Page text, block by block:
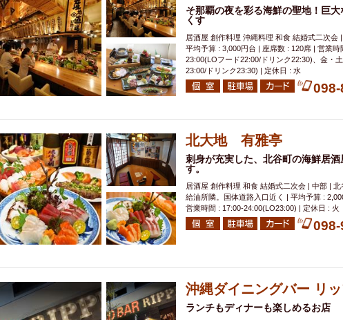
そ那覇の夜を彩る海鮮の聖地！巨
くす
居酒屋 創作料理 沖縄料理 和食 結婚式二次会
平均予算 : 3,000円台 | 座席数 : 120席 | 営業
23:00(LOフード22:00/ドリンク22:30)、金・
23:00/ドリンク23:30) | 定休日 : 水
北大地 有雅亭
刺身が充実した、北谷町の海鮮居
す。
居酒屋 創作料理 和食 結婚式二次会 | 中部 |
給油所隣。国体道路入口近く | 平均予算 :
営業時間 : 17:00-24:00(LO23:00) | 定休日 : 火
沖縄ダイニングバー リ
ランチもディナーも楽しめるお店